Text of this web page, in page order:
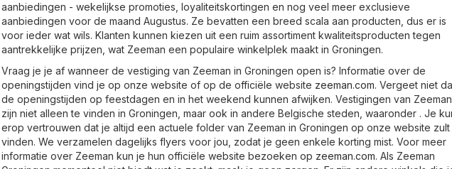
aanbiedingen - wekelijkse promoties, loyaliteitskortingen en nog veel meer exclusieve
aanbiedingen voor de maand Augustus. Ze bevatten een breed scala aan producten, dus er is
voor ieder wat wils. Klanten kunnen kiezen uit een ruim assortiment kwaliteitsproducten tegen
aantrekkelijke prijzen, wat Zeeman een populaire winkelplek maakt in Groningen.
Vraag je je af wanneer de vestiging van Zeeman in Groningen open is? Informatie over de
openingstijden vind je op onze website of op de officiële website zeeman.com. Vergeet niet
de openingstijden op feestdagen en in het weekend kunnen afwijken. Vestigingen van Zeeman
zijn niet alleen te vinden in Groningen, maar ook in andere Belgische steden, waaronder . Je
erop vertrouwen dat je altijd een actuele folder van Zeeman in Groningen op onze website zult
vinden. We verzamelen dagelijks flyers voor jou, zodat je geen enkele korting mist. Voor meer
informatie over Zeeman kun je hun officiële website bezoeken op zeeman.com. Als Zeeman